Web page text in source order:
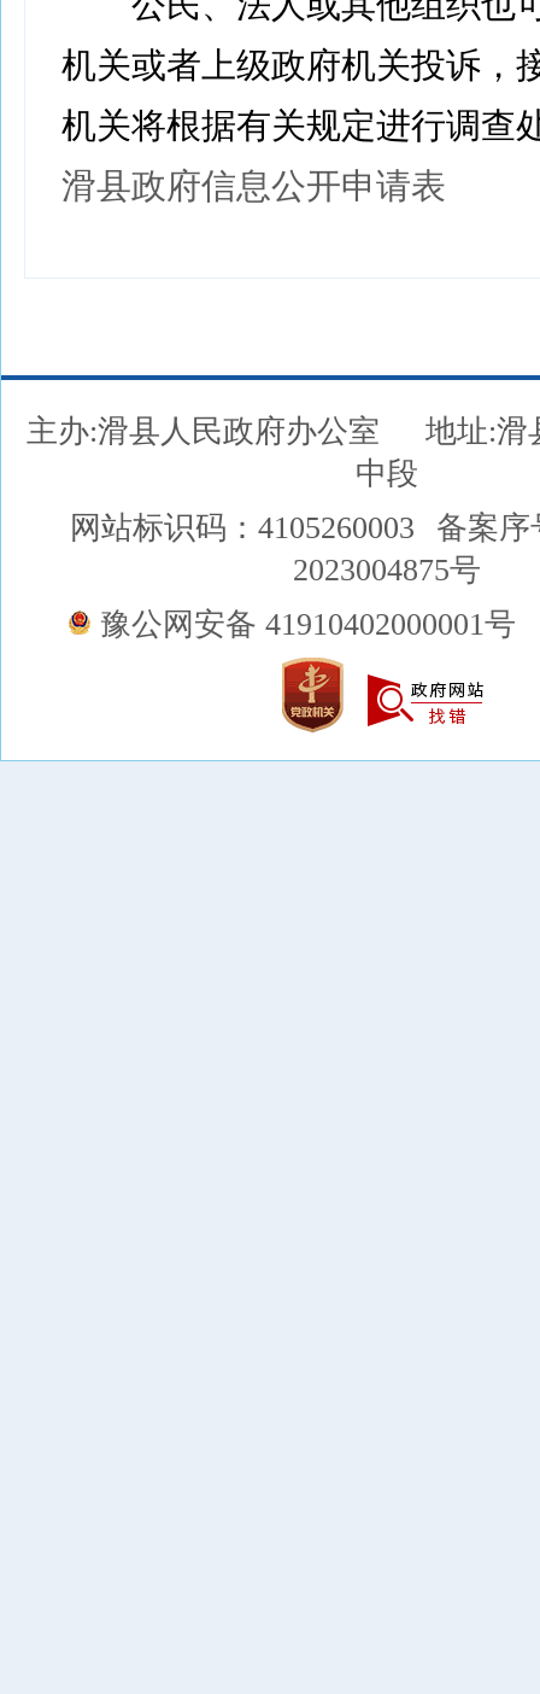
机关或者上级政府机关投诉，
机关将根据有关规定进行调查
滑县政府信息公开申请表
主办:滑县人民政府办公室
地址:滑
中段
网站标识码：4105260003
备案序
2023004875号
豫公网安备 41910402000001号